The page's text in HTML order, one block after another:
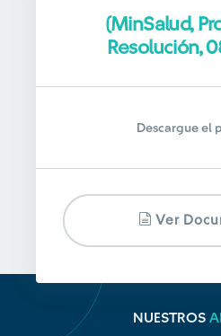
(MinSalud,
Resolución,
Descargue el
Ver
NUESTROS